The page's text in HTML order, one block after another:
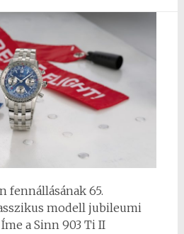
fennállásának 65.
modell jubileumi
a Sinn 903 Ti II